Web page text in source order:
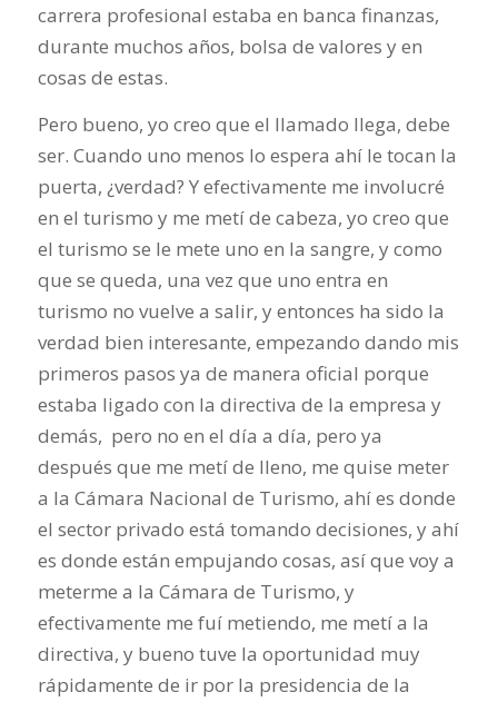
carrera profesional estaba en banca finanzas,
durante muchos años, bolsa de valores y en
cosas de estas.
Pero bueno, yo creo que el llamado llega, debe
ser. Cuando uno menos lo espera ahí le tocan la
puerta, ¿verdad? Y efectivamente me involucré
en el turismo y me metí de cabeza, yo creo que
el turismo se le mete uno en la sangre, y como
que se queda, una vez que uno entra en
turismo no vuelve a salir, y entonces ha sido la
verdad bien interesante, empezando dando mis
primeros pasos ya de manera oficial porque
estaba ligado con la directiva de la empresa y
demás, pero no en el día a día, pero ya
después que me metí de lleno, me quise meter
a la Cámara Nacional de Turismo, ahí es donde
el sector privado está tomando decisiones, y ahí
es donde están empujando cosas, así que voy a
meterme a la Cámara de Turismo, y
efectivamente me fuí metiendo, me metí a la
directiva, y bueno tuve la oportunidad muy
rápidamente de ir por la presidencia de la